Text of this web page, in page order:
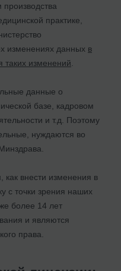
практике,
изменениях данных в
таких изменений
данные о
базе, кадровом
и т.д. Поэтому
нуждаются во
внести изменения в
с точки зрения наших
более 14 лет
и являются
права.